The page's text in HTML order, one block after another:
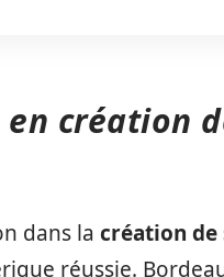
création
dans la création de
réussie.